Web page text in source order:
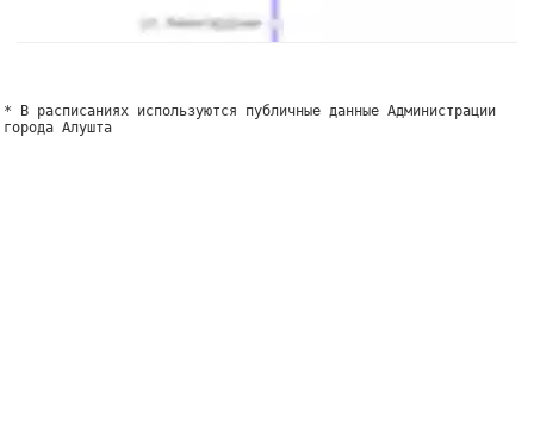
* В расписаниях используются публичные данные Администрации
города Алушта